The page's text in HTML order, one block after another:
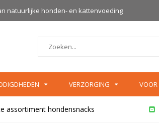
natuurlijke honden- en kattenvoeding
VERZORGING VOOR
assortiment hondensnacks